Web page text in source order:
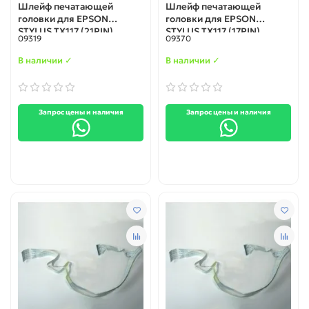
Шлейф печатающей
головки для EPSON
STYLUS TX117 (21PIN)
(2134537 / 1497101)
09319
В наличии ✓
Запрос цены и наличия
Шлейф печатающей
головки для EPSON
STYLUS TX117 (17PIN)
(2137824)
09370
В наличии ✓
Запрос цены и наличия